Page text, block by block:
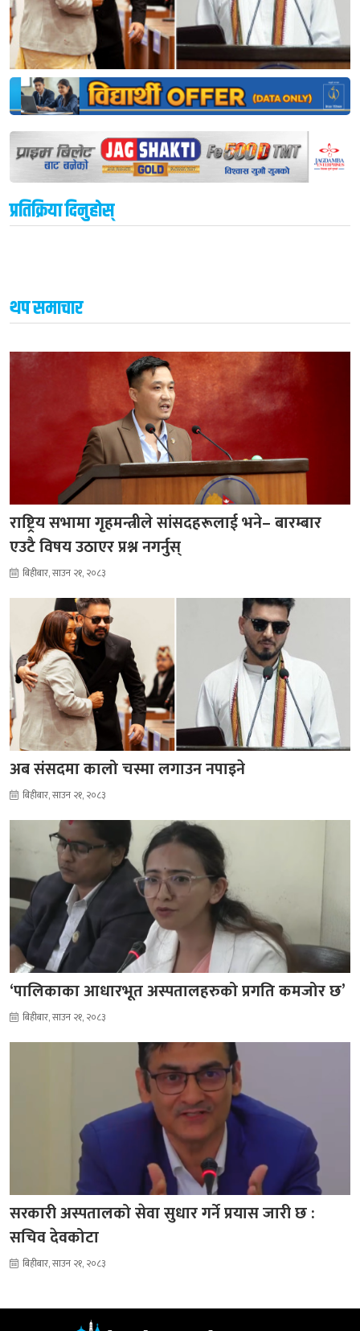
प्रतिक्रिया दिनुहोस्
थप समाचार
राष्ट्रिय सभामा गृहमन्त्रीले सांसदहरूलाई भने– बारम्बार
एउटै विषय उठाएर प्रश्न नगर्नुस्
बिहीबार, साउन २१, २०८३
अब संसदमा कालो चस्मा लगाउन नपाइने
बिहीबार, साउन २१, २०८३
‘पालिकाका आधारभूत अस्पतालहरुको प्रगति कमजोर छ’
बिहीबार, साउन २१, २०८३
सरकारी अस्पतालको सेवा सुधार गर्ने प्रयास जारी छ :
सचिव देवकोटा
बिहीबार, साउन २१, २०८३